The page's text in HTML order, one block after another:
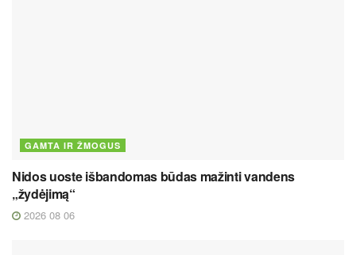
GAMTA IR ŽMOGUS
Nidos uoste išbandomas būdas mažinti vandens
„žydėjimą“
2026 08 06